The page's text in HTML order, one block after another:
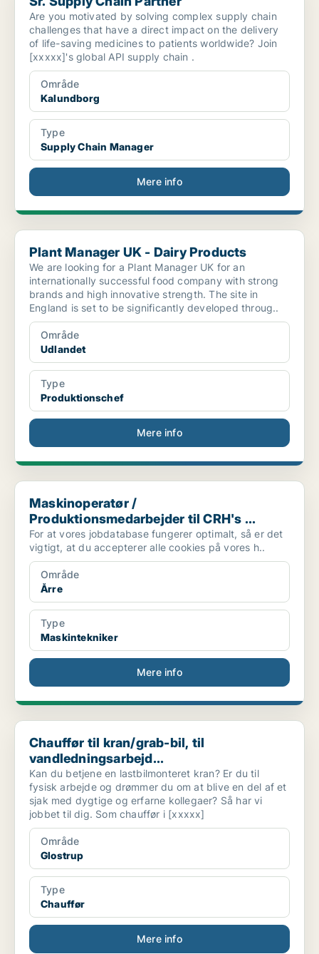
Are you motivated by solving complex supply chain
challenges that have a direct impact on the delivery
of life-saving medicines to patients worldwide? Join
[xxxxx]'s global API supply chain .
Område
Kalundborg
Type
Supply Chain Manager
Mere info
Plant Manager UK - Dairy Products
Plant Manager UK - Dairy Products
We are looking for a Plant Manager UK for an
internationally successful food company with strong
brands and high innovative strength. The site in
England is set to be significantly developed throug..
Område
Udlandet
Type
Produktionschef
Mere info
Maskinoperatør / Produktionsmedarbejder til CRH's ...
Maskinoperatør /
Produktionsmedarbejder til CRH's ...
For at vores jobdatabase fungerer optimalt, så er det
vigtigt, at du accepterer alle cookies på vores h..
Område
Årre
Type
Maskintekniker
Mere info
Chauffør til kran/grab-bil, til vandledningsarbejd...
Chauffør til kran/grab-bil, til
vandledningsarbejd...
Kan du betjene en lastbilmonteret kran? Er du til
fysisk arbejde og drømmer du om at blive en del af et
sjak med dygtige og erfarne kollegaer? Så har vi
jobbet til dig. Som chauffør i [xxxxx]
Område
Glostrup
Type
Chauffør
Mere info